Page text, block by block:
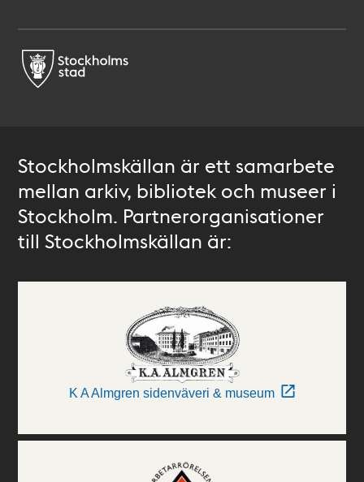
Stockholmskällan är ett samarbete
mellan arkiv, bibliotek och museer i
Stockholm. Partnerorganisationer
till Stockholmskällan är:
K A Almgren sidenväveri & museum